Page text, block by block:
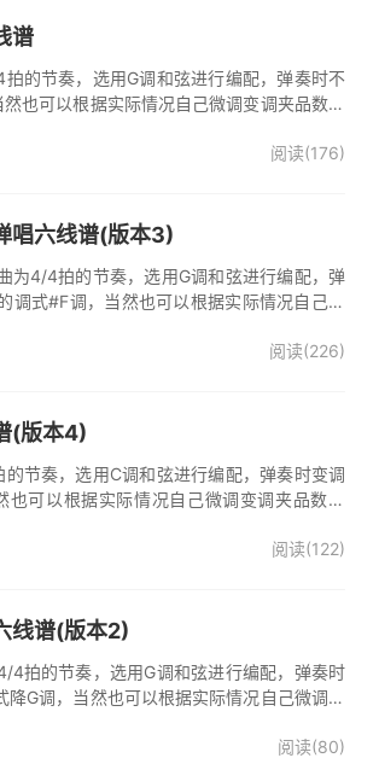
谱
的节奏，选用G调和弦进行编配，弹奏时不
也可以根据实际情况自己微调变调夹品数。
的专辑《怒放的生命》中 。本吉他谱根据原
阅读(176)
唱六线谱(版本3)
为4/4拍的节奏，选用G调和弦进行编配，弹
调式#F调，当然也可以根据实际情况自己微
，所以选G调指法编配，降半音为原调。在
试着挑战一下。不想练的可以省略。歌词反
阅读(226)
(版本4)
节奏，选用C调和弦进行编配，弹奏时变调
可以根据实际情况自己微调变调夹品数。
阅读(122)
线谱(版本2)
4拍的节奏，选用G调和弦进行编配，弹奏时
G调，当然也可以根据实际情况自己微调变
阅读(80)